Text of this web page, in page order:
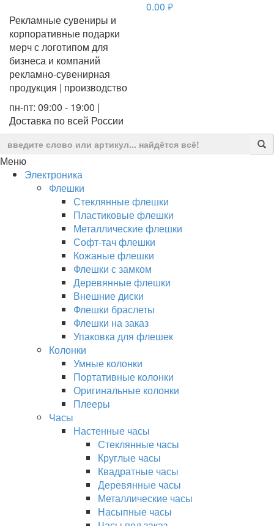
Рекламные сувениры и
корпоративные подарки
мерч с логотипом для
бизнеса и компаний
рекламно-сувенирная
продукция | производство
пн-пт: 09:00 - 19:00 |
Доставка по всей России
0.00 руб.
Меню
Электроника
Флешки
Стеклянные флешки
Пластиковые флешки
Металлические флешки
Софт-тач флешки
Кожаные флешки
Флешки с замком
Деревянные флешки
Внешние диски
Флешки браслеты
Флешки на заказ
Упаковка для флешек
Колонки
Умные колонки
Портативные колонки
Оригинальные колонки
Плееры
Часы
Настенные часы
Стеклянные часы
Круглые часы
Квадратные часы
Деревянные часы
Металлические часы
Насыпные часы